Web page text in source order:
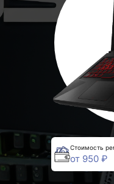
Стоимость
от 950 ₽